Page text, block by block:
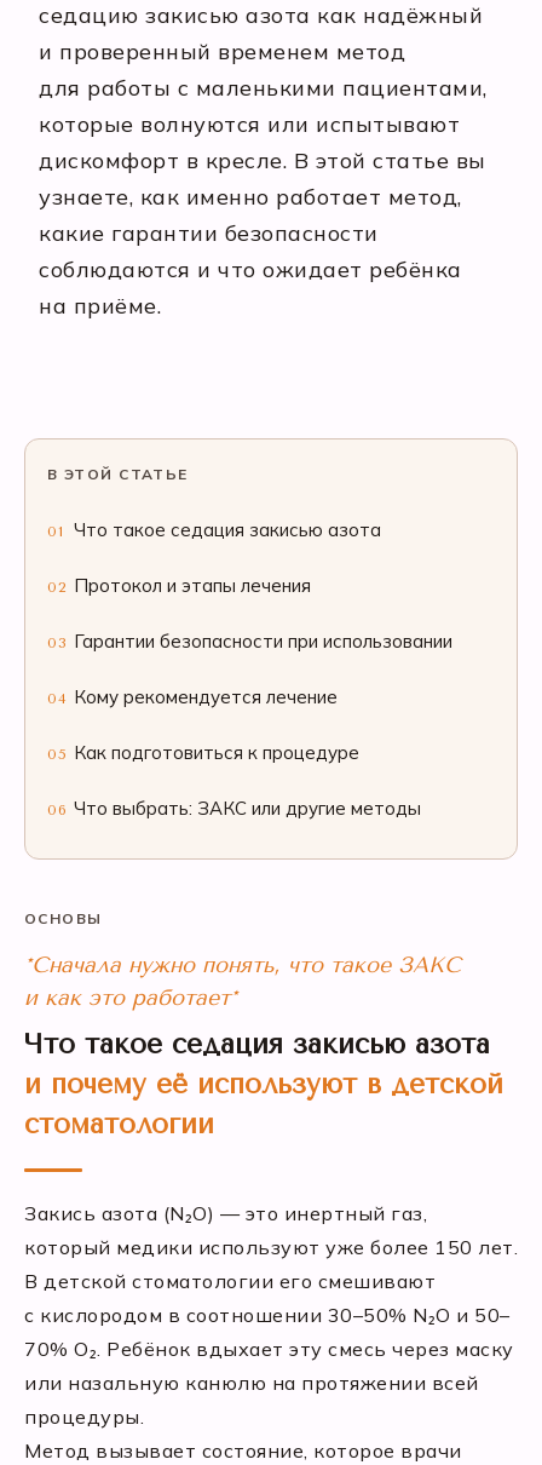
седацию закисью азота как надёжный
и проверенный временем метод
для работы с маленькими пациентами,
которые волнуются или испытывают
дискомфорт в кресле. В этой статье вы
узнаете, как именно работает метод,
какие гарантии безопасности
соблюдаются и что ожидает ребёнка
на приёме.
В ЭТОЙ СТАТЬЕ
01 Что такое седация закисью азота
02 Протокол и этапы лечения
03 Гарантии безопасности при использовании
04 Кому рекомендуется лечение
05 Как подготовиться к процедуре
06 Что выбрать: ЗАКС или другие методы
ОСНОВЫ
*Сначала нужно понять, что такое ЗАКС
и как это работает*
Что такое седация закисью азота
и почему её используют в детской
стоматологии
Закись азота (N₂O) — это инертный газ,
который медики используют уже более 150 лет.
В детской стоматологии его смешивают
с кислородом в соотношении 30–50% N₂O и 50–
70% O₂. Ребёнок вдыхает эту смесь через маску
или назальную канюлю на протяжении всей
процедуры.
Метод вызывает состояние, которое врачи